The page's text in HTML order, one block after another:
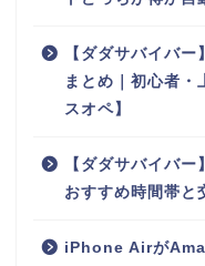
【ダダサバイバ
まとめ｜初心者・
スオペ】
【ダダサバイバ
おすすめ時間帯と
iPhone Airが